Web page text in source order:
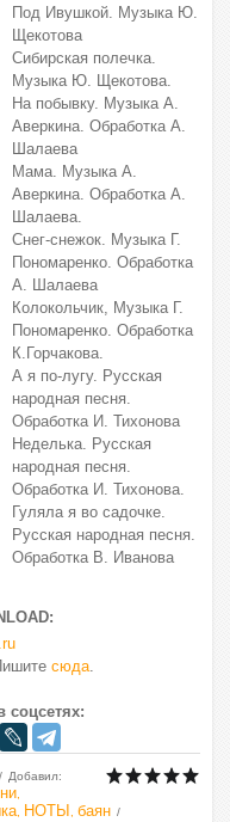
Под Ивушкой. Музыка Ю.
Щекотова
Сибирская полечка.
Музыка Ю. Щекотова.
На побывку. Музыка А.
Аверкина. Обработка А.
Шалаева
Мама. Музыка А.
Аверкина. Обработка А.
Шалаева.
Снег-снежок. Музыка Г.
Пономаренко. Обработка
А. Шалаева
Колокольчик, Музыка Г.
Пономаренко. Обработка
К.Горчакова.
А я по-лугу. Русская
народная песня.
Обработка И. Тихонова
Неделька. Русская
народная песня.
Обработка И. Тихонова.
Гуляла я во садочке.
Русская народная песня.
Обработка В. Иванова
сюда.
соцсетях:
Добавил:
НОТЫ баян